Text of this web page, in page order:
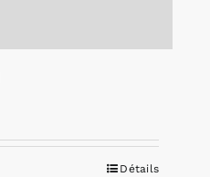
Détails